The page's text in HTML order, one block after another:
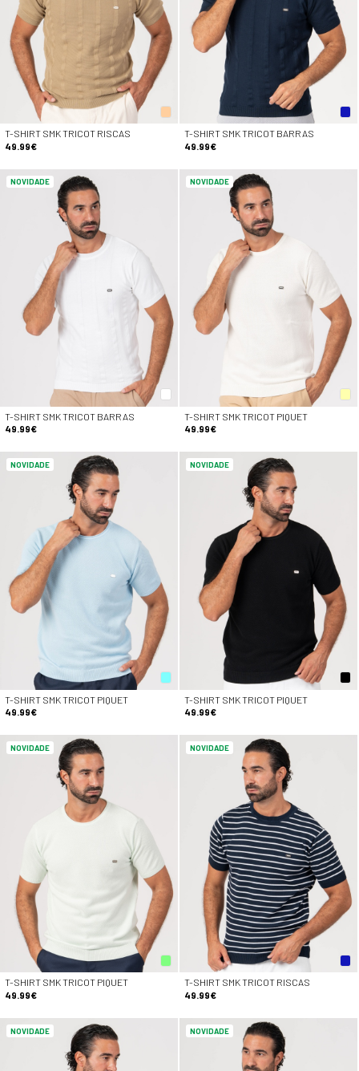
T-SHIRT SMK TRICOT RISCAS
49.99€
T-SHIRT SMK TRICOT BARRAS
49.99€
NOVIDADE
T-SHIRT SMK TRICOT BARRAS
49.99€
NOVIDADE
T-SHIRT SMK TRICOT PIQUET
49.99€
NOVIDADE
T-SHIRT SMK TRICOT PIQUET
49.99€
NOVIDADE
T-SHIRT SMK TRICOT PIQUET
49.99€
NOVIDADE
T-SHIRT SMK TRICOT PIQUET
49.99€
NOVIDADE
T-SHIRT SMK TRICOT RISCAS
49.99€
NOVIDADE NOVIDADE